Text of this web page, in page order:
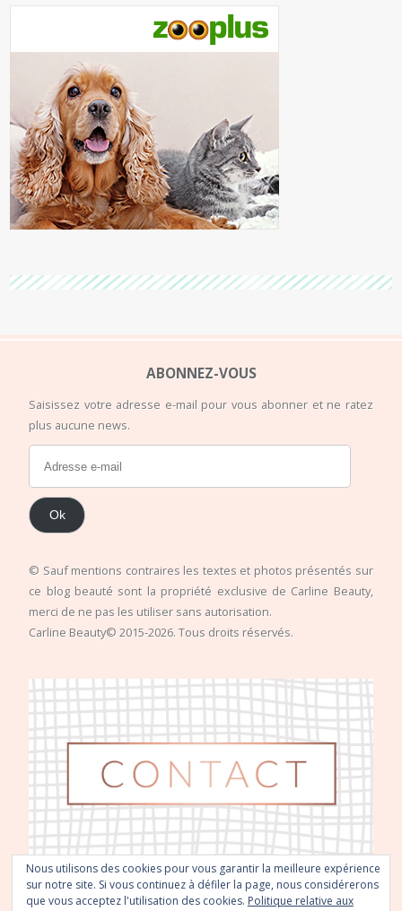
ABONNEZ-VOUS
Saisissez votre adresse e-mail pour vous abonner et ne ratez
plus aucune news.
Ok
© Sauf mentions contraires les textes et photos présentés sur
ce blog beauté sont la propriété exclusive de Carline Beauty,
merci de ne pas les utiliser sans autorisation.
Carline Beauty© 2015-2026. Tous droits réservés.
Nous utilisons des cookies pour vous garantir la meilleure expérience
sur notre site. Si vous continuez à défiler la page, nous considérerons
que vous acceptez l'utilisation des cookies. Politique relative aux